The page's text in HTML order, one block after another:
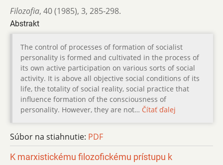
Filozofia, 40 (1985), 3, 285-298.
Abstrakt
The control of processes of formation of socialist
personality is formed and cultivated in the process of
its own active participation on various sorts of social
activity. It is above all objective social conditions of its
life, the totality of social reality, social practice that
influence formation of the consciousness of
personality. However, they are not… Čítať ďalej
Súbor na stiahnutie: PDF
K marxistickému filozofickému prístupu k